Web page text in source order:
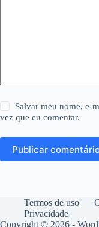
Salvar meu nome, e-
vez que eu comentar.
Publicar
Termos de uso
Privacidade
Copyright © 2026 -